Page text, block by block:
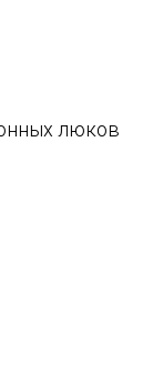
люков